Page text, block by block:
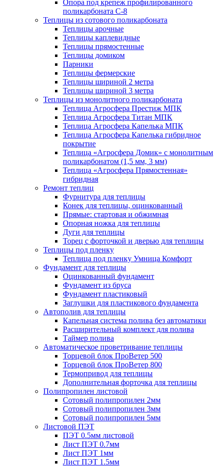
Опора под крепеж профилированного
поликарбоната С-8
Теплицы из сотового поликарбоната
Теплицы арочные
Теплицы каплевидные
Теплицы прямостенные
Теплицы домиком
Парники
Теплицы фермерские
Теплицы шириной 2 метра
Теплицы шириной 3 метра
Теплицы из монолитного поликарбоната
Теплица Агросфера Престиж МПК
Теплица Агросфера Титан МПК
Теплица Агросфера Капелька МПК
Теплица Агросфера Капелька гибридное
покрытие
Теплица «Агросфера Домик» с монолитным
поликарбонатом (1,5 мм, 3 мм)
Теплица «Агросфера Прямостенная»
гибридная
Ремонт теплиц
Фурнитура для теплицы
Конек для теплицы, оцинкованный
Прямые: стартовая и обжимная
Опорная ножка для теплицы
Дуги для теплицы
Торец с форточкой и дверью для теплицы
Теплицы под пленку
Теплица под пленку Умница Комфорт
Фундамент для теплицы
Оцинкованный фундамент
Фундамент из бруса
Фундамент пластиковый
Заглушки для пластикового фундамента
Автополив для теплицы
Капельная система полива без автоматики
Расширительный комплект для полива
Таймер полива
Автоматическое проветривание теплицы
Торцевой блок ПроВетер 500
Торцевой блок ПроВетер 800
Термопривод для теплицы
Дополнительная форточка для теплицы
Полипропилен листовой
Сотовый полипропилен 2мм
Сотовый полипропилен 3мм
Сотовый полипропилен 5мм
Листовой ПЭТ
ПЭТ 0.5мм листовой
Лист ПЭТ 0.7мм
Лист ПЭТ 1мм
Лист ПЭТ 1.5мм